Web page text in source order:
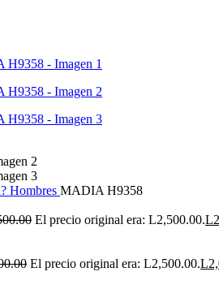
Hombres MADIA H9358
El precio original era: L2,500.00.L
El precio original era: L2,500.00.L